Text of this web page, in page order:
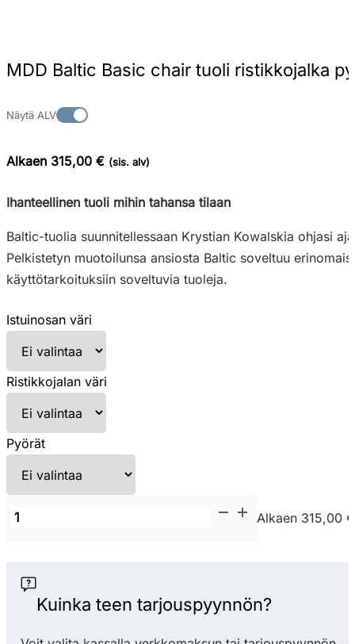
MDD Baltic Basic chair tuoli ristikkojalka
Näytä ALV
Alkaen 315,00 € (sis. alv)
Ihanteellinen tuoli mihin tahansa tilaan
Baltic-tuolia suunnitellessaan Krystian Kowalskia ohjasi
Pelkistetyn muotoilunsa ansiosta Baltic soveltuu
käyttötarkoituksiin soveltuvia tuoleja.
Istuinosan väri
Ristikkojalan väri
Pyörät
MDD
chair
Alkaen 315,00 €
Kuinka teen tarjouspyynnön?